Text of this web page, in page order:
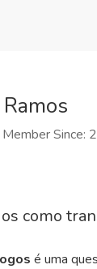
Member Since:
como
é uma